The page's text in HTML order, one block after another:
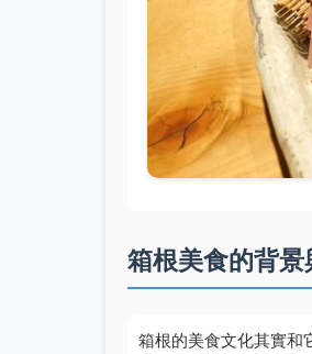
箱根美食的背
箱根的美食文化其實和